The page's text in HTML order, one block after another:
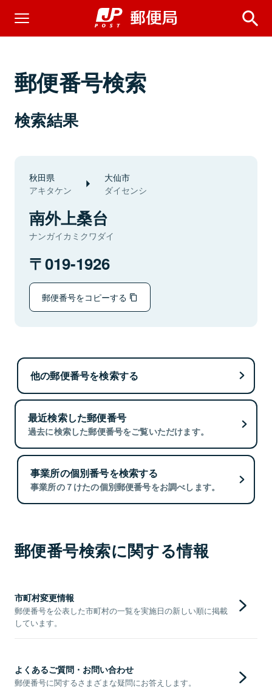
郵便番号検索
検索結果
秋田県
アキタケン
大仙市
ダイセンシ
南外上桑台
ナンガイカミクワダイ
019-1926
郵便番号をコピーする
他の郵便番号を検索する
最近検索した郵便番号
過去に検索した郵便番号をご覧いただけます。
事業所の個別番号を検索する
事業所の７けたの個別郵便番号をお調べします。
郵便番号検索に関する情報
市町村変更情報
郵便番号を公表した市町村の一覧を実施日の新しい順に掲載
しています。
よくあるご質問・お問い合わせ
郵便番号に関するさまざまな疑問にお答えします。